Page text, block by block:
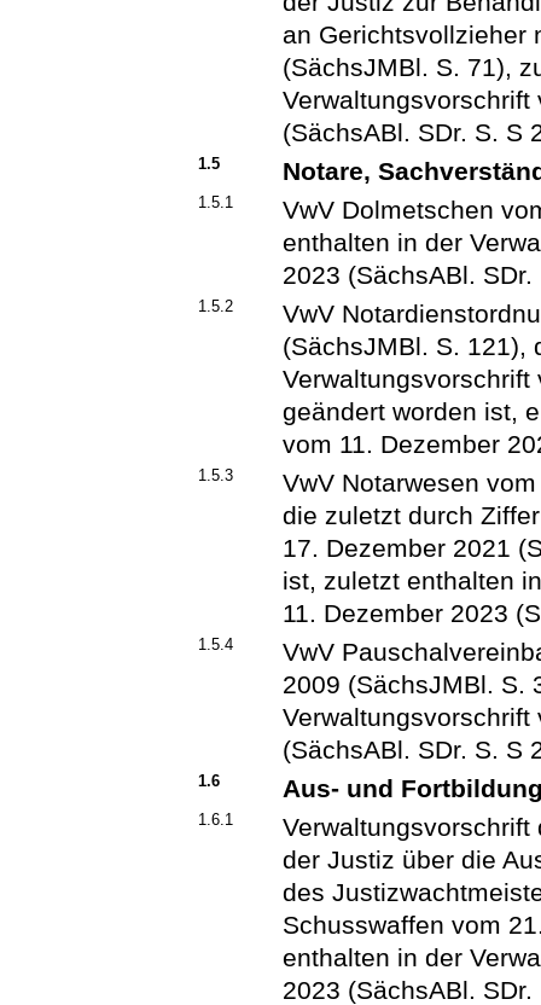
an Gerichtsvollzieher
(SächsJMBl. S. 71),
Verwaltungsvorschrift
(SächsABl. SDr. S. S
1.5 Notare,
1.5.1
VwV Dolmetschen
enthalten in der
2023 (SächsABl. SDr.
1.5.2
VwV
(SächsJMBl. S. 121),
geändert worden ist,
vom 11. Dezember
1.5.3
VwV Notarwesen
die zuletzt durch
17. Dezember 2021
ist, zuletzt enthalten
11. Dezember 2023
1.5.4
VwV
2009 (SächsJMBl. S.
Verwaltungsvorschrift
(SächsABl. SDr. S. S
1.6 Aus- und
1.6.1
der Justiz über die
des
Schusswaffen vom
enthalten in der
2023 (SächsABl. SDr.